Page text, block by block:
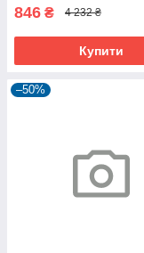
846 ₴ 4 232 ₴
Купити
–50%